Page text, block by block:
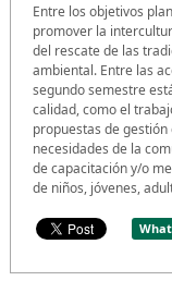
Entre los objetivos
promover la
del rescate de las
ambiental. Entre las
segundo semestre
calidad, como el
propuestas de
necesidades de la
de capacitación y/o
de niños, jóvenes,